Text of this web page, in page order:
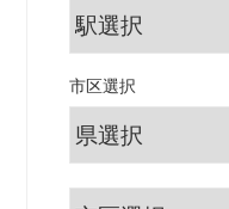
市区選択